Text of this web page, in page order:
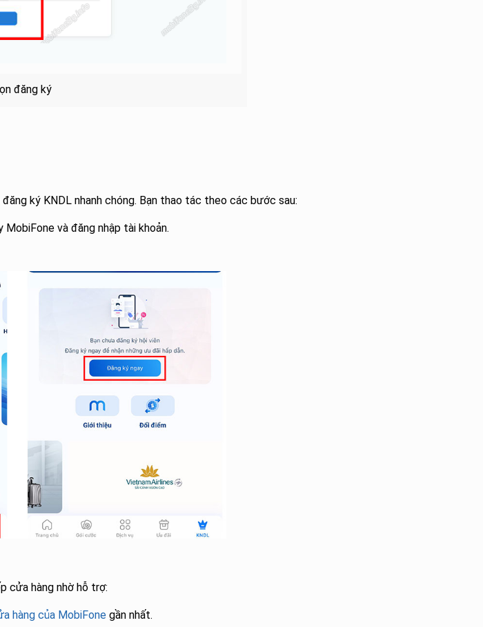
đăng ký
ký KNDL nhanh chóng. Bạn thao tác theo các bước sau:
và đăng nhập tài khoản.
cửa hàng nhờ hỗ trợ:
hàng của MobiFone gần nhất.